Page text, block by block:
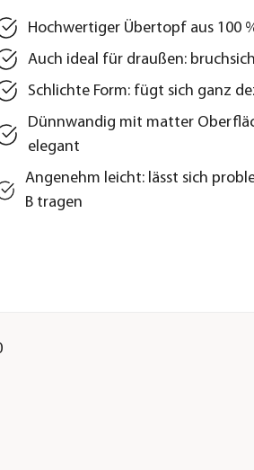
Hochwertiger Übertopf aus 100
Auch ideal für draußen:
Schlichte Form: fügt sich ganz
Dünnwandig mit matter
elegant
Angenehm leicht: lässt sich
B tragen